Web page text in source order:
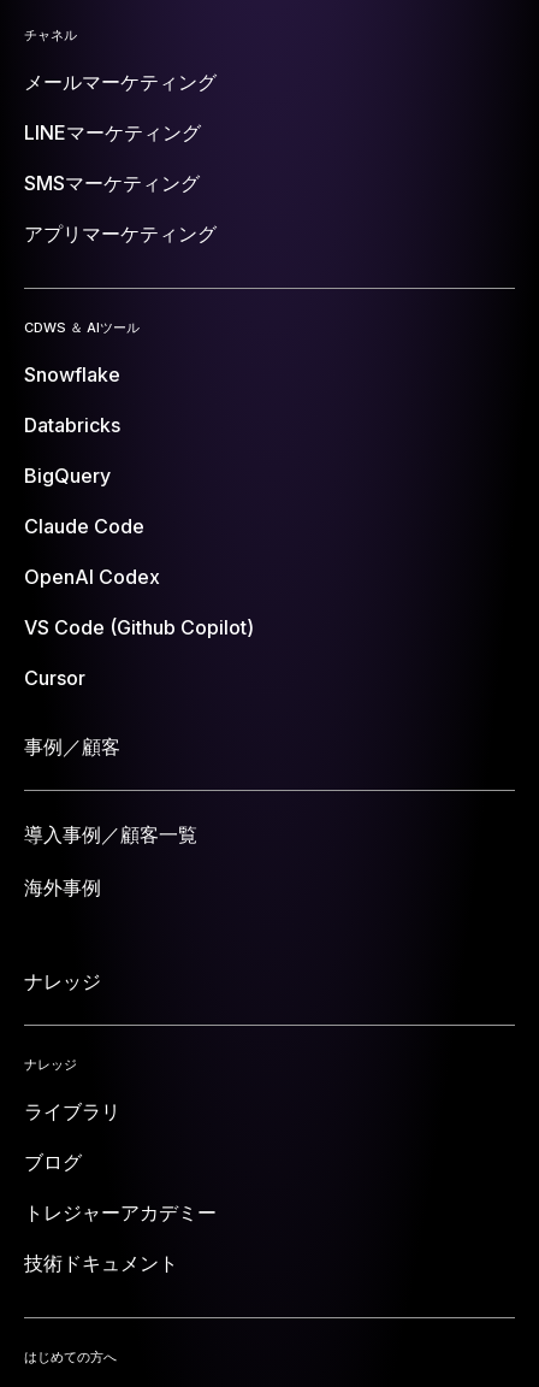
チャネル
メールマーケティング
LINEマーケティング
SMSマーケティング
アプリマーケティング
CDWS ＆ AIツール
Snowflake
Databricks
BigQuery
Claude Code
OpenAI Codex
VS Code (Github Copilot)
Cursor
事例／顧客
導入事例／顧客一覧
海外事例
ナレッジ
ナレッジ
ライブラリ
ブログ
トレジャーアカデミー
技術ドキュメント
はじめての方へ